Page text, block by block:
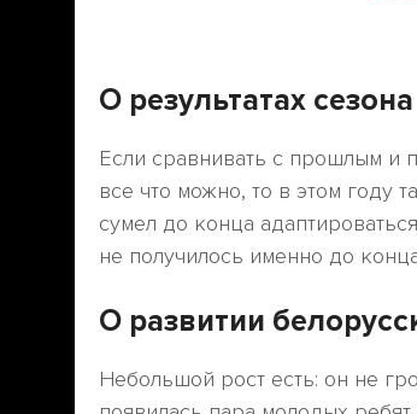
О результатах сезона
Если сравнивать с прошлым и
все что можно, то в этом году
сумел до конца
не получилось именно до
О развитии
Небольшой рост есть: он не